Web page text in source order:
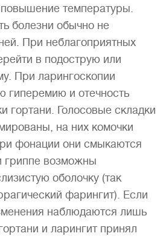
температуры.
болезни обычно не
При неблагоприятных
в подострую или
При ларингоскопии
гиперемию и отечность
гортани. Голосовые складки
на них комочки
фонации они смыкаются
гриппе возможны
оболочку (так
фарингит). Если
наблюдаются лишь
и ларингит принял